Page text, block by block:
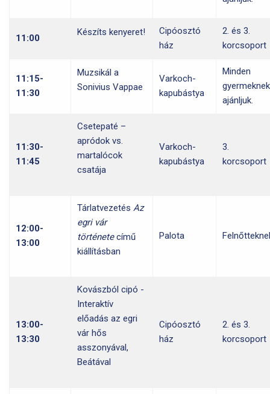
11:00
Készíts kenyeret!
Cipóosztó
ház
2. és 3.
korcsoport
11:15-
11:30
Muzsikál a
Sonivius Vappae
Varkoch-
kapubástya
Minden
gyermeknek
ajánljuk.
11:30-
11:45
Csetepaté –
apródok vs.
martalócok
csatája
Varkoch-
kapubástya
3.
korcsoport
12:00-
13:00
Tárlatvezetés Az
egri vár
történetecímű
kiállításban
Palota
13:00-
13:30
Kovászból cipó -
Interaktív
előadás az egri
vár hős
asszonyával,
Beátával
Cipóosztó
ház
2. és 3.
korcsoport